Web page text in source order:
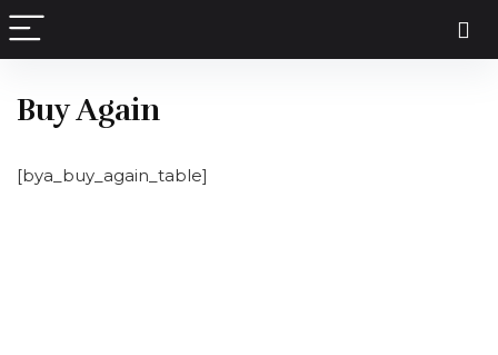
principal
Buy Again
[bya_buy_again_table]